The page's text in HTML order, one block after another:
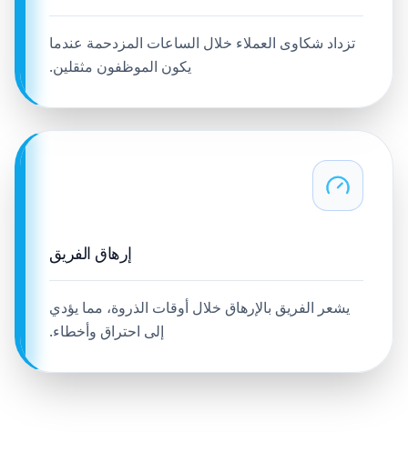
تزداد شكاوى العملاء خلال الساعات المزدحمة عندما
يكون الموظفون مثقلين.
إرهاق الفريق
يشعر الفريق بالإرهاق خلال أوقات الذروة، مما يؤدي
إلى احتراق وأخطاء.